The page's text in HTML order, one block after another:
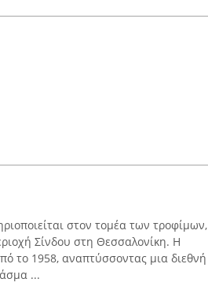
στον τομέα των τροφίμων,
Σίνδου στη Θεσσαλονίκη. Η
το 1958, αναπτύσσοντας μια διεθνή
...